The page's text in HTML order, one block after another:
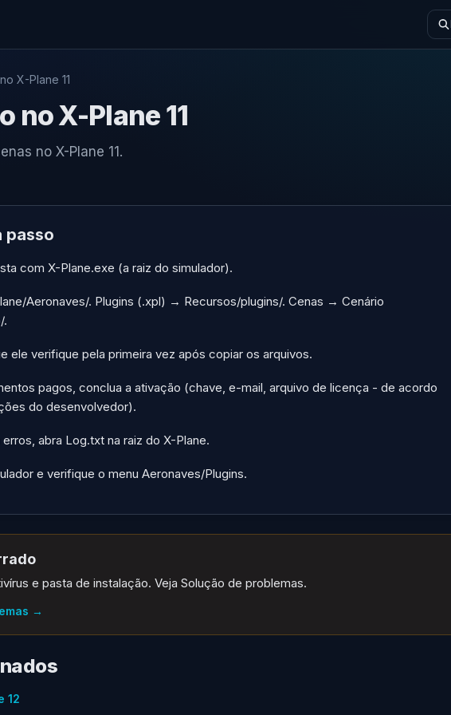
X-Plane 11
no X-Plane 11
no X-Plane 11.
passo
com X-Plane.exe (a raiz do simulador).
Aeronaves/. Plugins (.xpl) → Recursos/plugins/. Cenas → Cenário
.
ele verifique pela primeira vez após copiar os arquivos.
pagos, conclua a ativação (chave, e-mail, arquivo de licença - de acordo
do desenvolvedor).
abra Log.txt na raiz do X-Plane.
e verifique o menu Aeronaves/Plugins.
e pasta de instalação. Veja Solução de problemas.
→
12